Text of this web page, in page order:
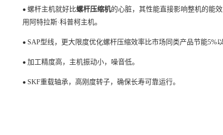
● 螺杆主机就好比螺杆压缩机的心脏，其性能直接影响整机的能
用阿特拉斯·科普柯主机。
● SAP型线，更大限度优化螺杆压缩效率比市场同类产品节能5%
● 加工精度高，主机振动小，噪音低。
● SKF重载轴承，高刚度转子，确保长寿可靠运行。